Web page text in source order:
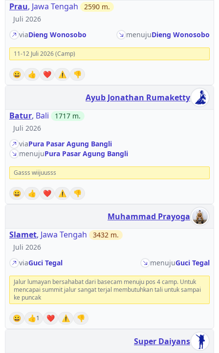
Prau, Jawa Tengah 2590 m.
Juli 2026
viaDieng Wonosobo menujuDieng Wonosobo
11-12 Juli 2026 (Camp)
😀 👍 ❤️ ⚠️ 👎
Ayub Jonathan Rumaketty
Batur, Bali 1717 m.
Juli 2026
viaPura Pasar Agung Bangli
menujuPura Pasar Agung Bangli
Gasss wiijuusss
😀 👍 ❤️ ⚠️ 👎
Muhammad Prayoga
Slamet, Jawa Tengah 3432 m.
Juli 2026
viaGuci Tegal menujuGuci Tegal
Jalur lumayan bersahabat dari basecam menuju pos 4 camp. Untuk
mencapai summit jalur sangat terjal membutuhkan tali untuk sampai
ke puncak
😀 👍1 ❤️ ⚠️ 👎
Super Daiyans